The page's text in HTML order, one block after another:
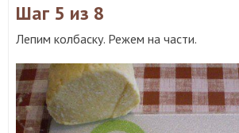
Шаг 5 из 8
Лепим колбаску. Режем на части.